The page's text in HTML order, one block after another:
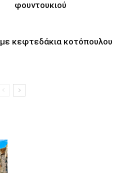
φουντουκιού
κεφτεδάκια κοτόπουλου